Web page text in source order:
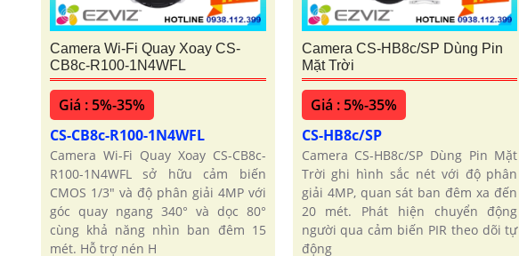
Camera Wi-Fi Quay Xoay CS-
CB8c-R100-1N4WFL
Giá : 5%-35%
CS-CB8c-R100-1N4WFL
Camera Wi-Fi Quay Xoay CS-CB8c-
R100-1N4WFL sở hữu cảm biến
CMOS 1/3" và độ phân giải 4MP với
góc quay ngang 340° và dọc 80°
cùng khả năng nhìn ban đêm 15
mét. Hỗ trợ nén H
Camera CS-HB8c/SP Dùng Pin
Mặt Trời
Giá : 5%-35%
CS-HB8c/SP
Camera CS-HB8c/SP Dùng Pin Mặt
Trời ghi hình sắc nét với độ phân
giải 4MP, quan sát ban đêm xa đến
20 mét. Phát hiện chuyển động
người qua cảm biến PIR theo dõi tự
động